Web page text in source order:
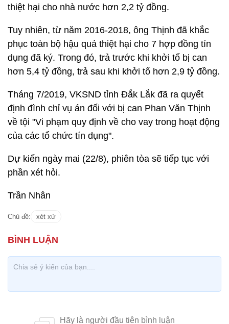
thiệt hại cho nhà nước hơn 2,2 tỷ đồng.
Tuy nhiên, từ năm 2016-2018, ông Thịnh đã khắc
phục toàn bộ hậu quả thiệt hại cho 7 hợp đồng tín
dụng đã ký. Trong đó, trả trước khi khởi tố bị can
hơn 5,4 tỷ đồng, trả sau khi khởi tố hơn 2,9 tỷ đồng.
Tháng 7/2019, VKSND tỉnh Đắk Lắk đã ra quyết
định đình chỉ vụ án đối với bị can Phan Văn Thịnh
về tội "Vi phạm quy định về cho vay trong hoạt động
của các tổ chức tín dụng".
Dự kiến ngày mai (22/8), phiên tòa sẽ tiếp tục với
phần xét hỏi.
Trần Nhân
Chủ đề: xét xử